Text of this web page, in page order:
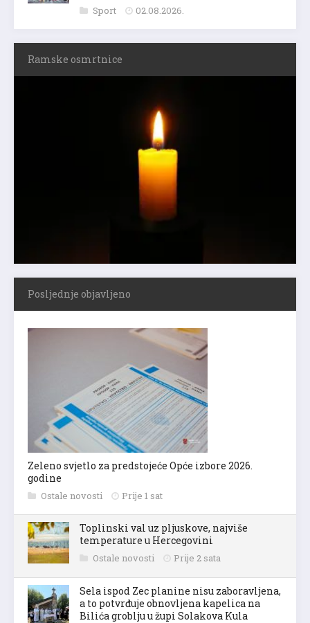
Sport 02.08.2026.
Ramske osmrtnice
Posljednje objavljeno
Zeleno svjetlo za predstojeće Opće izbore 2026.
godine
Ostale novosti Prije 1 sat
Toplinski val uz pljuskove, najviše
temperature u Hercegovini
Ostale novosti Prije 2 sata
Sela ispod Zec planine nisu zaboravljena,
a to potvrđuje obnovljena kapelica na
Bilića groblju u župi Solakova Kula